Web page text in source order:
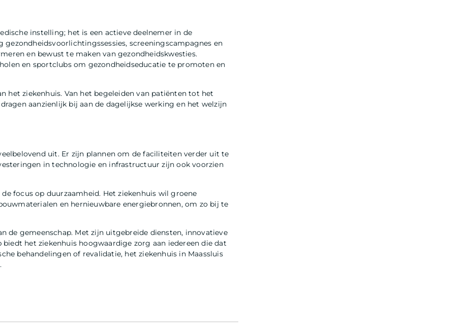
instelling; het is een actieve deelnemer in de
screeningscampagnes en
en bewust te maken van gezondheidskwesties.
en sportclubs om gezondheidseducatie te promoten en
het ziekenhuis. Van het begeleiden van patiënten tot het
aanzienlijk bij aan de dagelijkse werking en het welzijn
uit. Er zijn plannen om de faciliteiten verder uit te
in technologie en infrastructuur zijn ook voorzien
focus op duurzaamheid. Het ziekenhuis wil groene
en hernieuwbare energiebronnen, om zo bij te
de gemeenschap. Met zijn uitgebreide diensten, innovatieve
het ziekenhuis hoogwaardige zorg aan iedereen die dat
behandelingen of revalidatie, het ziekenhuis in Maassluis